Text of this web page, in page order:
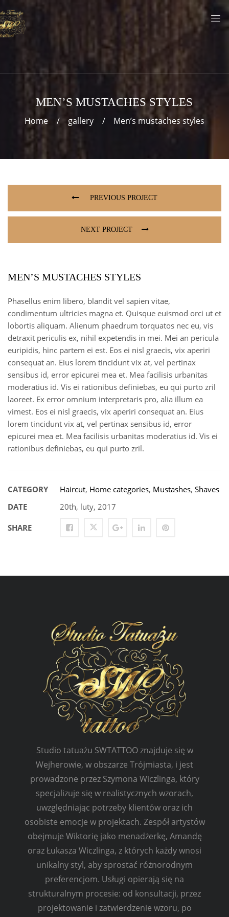
MEN’S MUSTACHES STYLES
Home gallery Men’s mustaches styles
PREVIOUS PROJECT
NEXT PROJECT
MEN’S MUSTACHES STYLES
Phasellus enim libero, blandit vel sapien vitae,
condimentum ultricies magna et. Quisque euismod orci ut et
lobortis aliquam. Alienum phaedrum torquatos nec eu, vis
detraxit periculis ex, nihil expetendis in mei. Mei an pericula
euripidis, hinc partem ei est. Eos ei nisl graecis, vix aperiri
consequat an. Eius lorem tincidunt vix at, vel pertinax
sensibus id, error epicurei mea et. Mea facilisis urbanitas
moderatius id. Vis ei rationibus definiebas, eu qui purto zril
laoreet. Ex error omnium interpretaris pro, alia illum ea
vimest. Eos ei nisl graecis, vix aperiri consequat an. Eius
lorem tincidunt vix at, vel pertinax sensibus id, error
epicurei mea et. Mea facilisis urbanitas moderatius id. Vis ei
rationibus definiebas, eu qui purto zril.
CATEGORY Haircut, Home categories, Mustashes, Shaves
DATE
20th, luty, 2017
SHARE
Studio tatuażu SWTATTOO znajduje się w
Wejherowie, w obszarze Trójmiasta, i jest
prowadzone przez Szymona Wiczlinga, który
specjalizuje się w realistycznych wzorach,
uwzględniając potrzeby klientów oraz ich
osobiste emocje w projektach. Zespół artystów
obejmuje Wiktorię jako menadżerkę, Amandę
oraz Łukasza Wiczlinga, z których każdy wnosi
unikalny styl, aby sprostać różnorodnym
preferencjom. Usługi opierają się na
strukturalnym procesie: od konsultacji, przez
projektowanie i zatwierdzenie wzoru, po